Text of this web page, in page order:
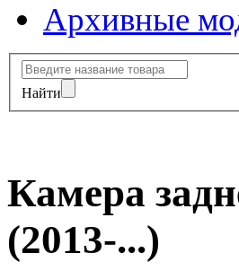
Архивные
Найти
Камера
(2013-...)